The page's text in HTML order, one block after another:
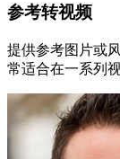
参考转视频
提供参考图片或
常适合在一系列
视频编辑